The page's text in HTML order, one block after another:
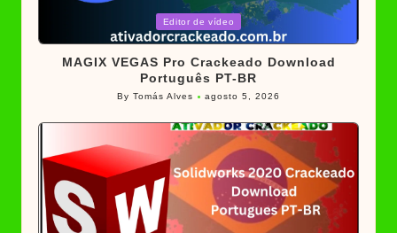
Editor de vídeo
MAGIX VEGAS Pro Crackeado Download
Português PT-BR
Posted
ByTomás Alves agosto 5, 2026